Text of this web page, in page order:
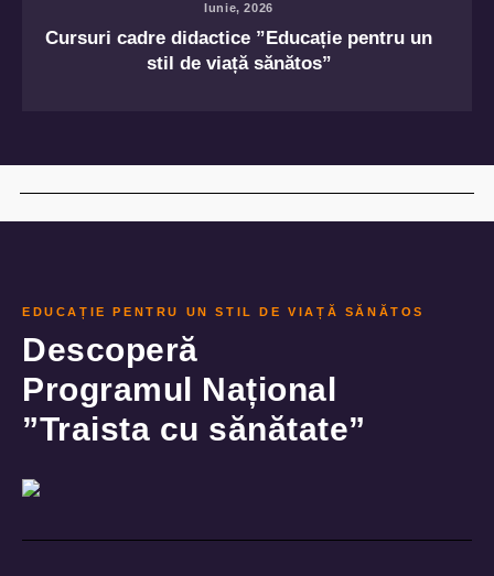
Iunie, 2026
Cursuri cadre didactice ”Educație pentru un
stil de viață sănătos”
EDUCAȚIE PENTRU UN STIL DE VIAȚĂ SĂNĂTOS
Descoperă
Programul Național
”Traista cu sănătate”